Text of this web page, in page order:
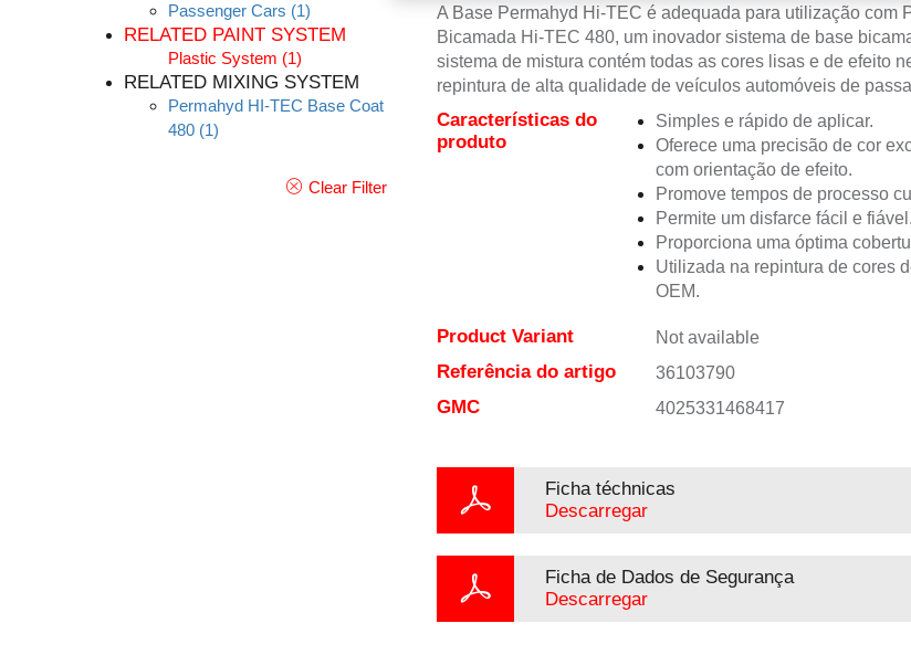
Passenger Cars (1)
RELATED PAINT SYSTEM
Plastic System (1)
RELATED MIXING SYSTEM
Permahyd HI-TEC Base Coat
480 (1)
Clear Filter
A Base Permahyd Hi-TEC é adequada para utilização com
Bicamada Hi-TEC 480, um inovador sistema de base
sistema de mistura contém todas as cores lisas e de efeito
repintura de alta qualidade de veículos automóveis de
Características do
produto
Simples e rápido de aplicar.
Oferece uma precisão de cor
com orientação de efeito.
Promove tempos de processo
Permite um disfarce fácil e fiável.
Proporciona uma óptima
Utilizada na repintura de cores
OEM.
Product Variant Not available
Referência do artigo 36103790
GMC 4025331468417
Ficha téchnicas
Descarregar
Ficha de Dados de Segurança
Descarregar